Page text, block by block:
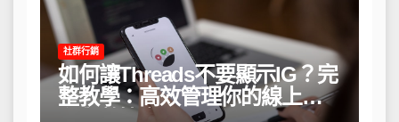
社群行銷
如何讓Threads不要顯示IG？完
整教學：高效管理你的線上隱